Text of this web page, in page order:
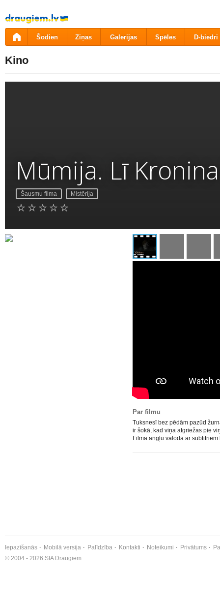
Pāriet
uz
saturu
Šodien Ziņas Galerijas Spēles D-biedri
Kino
Mūmija. Lī
Šausmu filma Mistērija
Par filmu
Tuksnesī bez pēdām pazūd
ir šokā, kad viņa atgriežas pie
Filma angļu valodā ar
Iepazīšanās Mobilā versija Palīdzība Kontakti Noteikumi Privātums
© 2004 - 2026 SIA Draugiem